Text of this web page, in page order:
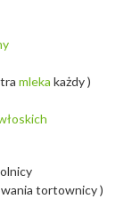
mleka każdy )
tortownicy )